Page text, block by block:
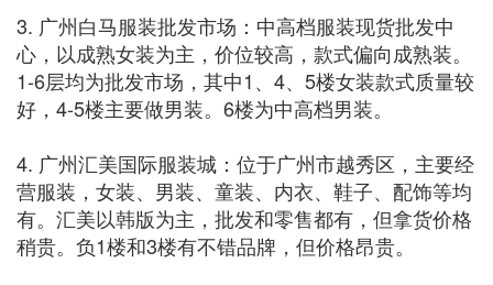
3. 广州白马服装批发市场：中高档服装现货批发中
心，以成熟女装为主，价位较高，款式偏向成熟装。
1-6层均为批发市场，其中1、4、5楼女装款式质量较
好，4-5楼主要做男装。6楼为中高档男装。
4. 广州汇美国际服装城：位于广州市越秀区，主要经
营服装，女装、男装、童装、内衣、鞋子、配饰等均
有。汇美以韩版为主，批发和零售都有，但拿货价格
稍贵。负1楼和3楼有不错品牌，但价格昂贵。